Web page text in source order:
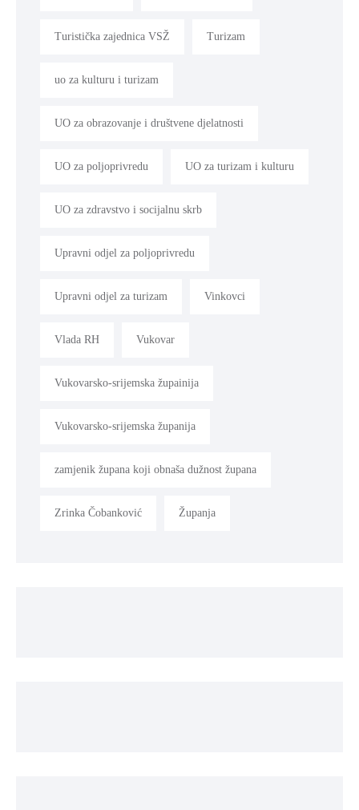
Turistička zajednica VSŽ Turizam
uo za kulturu i turizam
UO za obrazovanje i društvene djelatnosti
UO za poljoprivredu UO za turizam i kulturu
UO za zdravstvo i socijalnu skrb
Upravni odjel za poljoprivredu
Upravni odjel za turizam Vinkovci
Vlada RH Vukovar
Vukovarsko-srijemska župainija
Vukovarsko-srijemska županija
zamjenik župana koji obnaša dužnost župana
Zrinka Čobanković Županja